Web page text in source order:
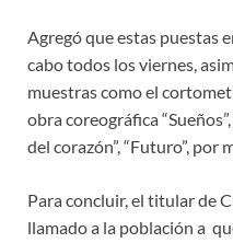
Agregó que estas puestas
cabo todos los viernes,
muestras como el
obra coreográfica
del corazón”, “Futuro”, por
Para concluir, el titular de
llamado a la población a